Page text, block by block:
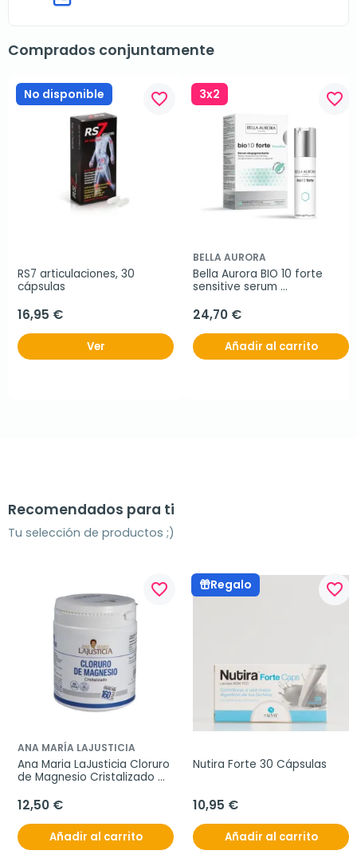
Comprados conjuntamente
No disponible favorite_border
RS7 articulaciones, 30
cápsulas
16,95 €
Ver
3x2 favorite_border
BELLA AURORA
Bella Aurora BIO 10 forte
sensitive serum
24,70 €
Añadir al carrito
Recomendados para ti
Tu selección de productos ;)
favorite_border
ANA MARÍA LAJUSTICIA
Ana Maria LaJusticia Cloruro
de Magnesio Cristalizado
12,50 €
Añadir al carrito
Regalo favorite_border
Nutira Forte 30 Cápsulas
10,95 €
Añadir al carrito